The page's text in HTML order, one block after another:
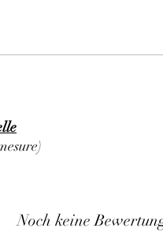
Noch keine